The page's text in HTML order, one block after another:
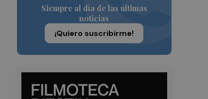
Siempre al día de las últimas
noticias
¡Quiero suscribirme!